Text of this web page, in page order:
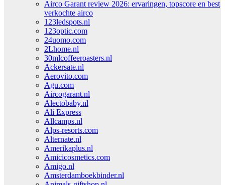
Airco Garant review 2026: ervaringen, topscore en best
verkochte airco
123ledspots.nl
123optic.com
24uomo.com
2Lhome.nl
30mlcoffeeroasters.nl
Ackersate.nl
Aerovito.com
Agu.com
Aircogarant.nl
Alectobaby.nl
Ali Express
Allcamps.nl
Alps-resorts.com
Alternate.nl
Amerikaplus.nl
Amicicosmetics.com
Amigo.nl
Amsterdamboekbinder.nl